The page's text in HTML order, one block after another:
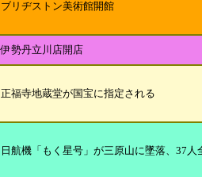
ブリヂストン美術館開館
伊勢丹立川店開店
正福寺地蔵堂が国宝に指定される
日航機「もく星号」が三原山に墜落、37人